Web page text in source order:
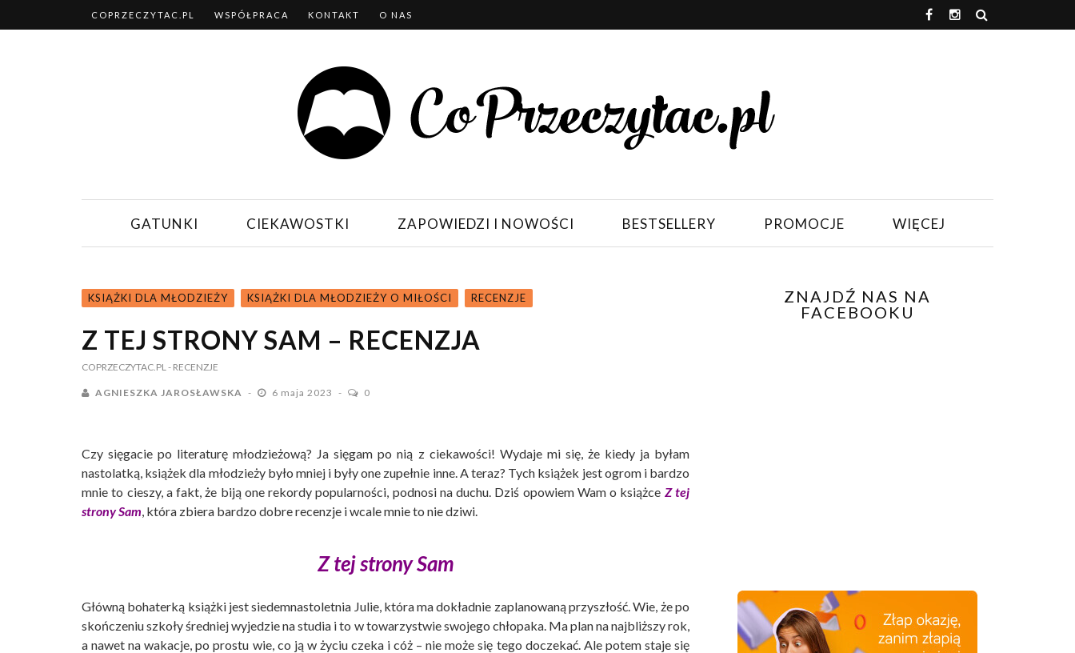
COPRZECZYTAC.PL WSPÓŁPRACA KONTAKT O NAS
GATUNKI CIEKAWOSTKI ZAPOWIEDZI I NOWOŚCI BESTSELLERY PROMOCJE WIĘCEJ
KSIĄŻKI DLA MŁODZIEŻY KSIĄŻKI DLA MŁODZIEŻY O MIŁOŚCI RECENZJE
Z TEJ STRONY SAM – RECENZJA
COPRZECZYTAC.PL- RECENZJE
AGNIESZKA JAROSŁAWSKA 6 maja 2023 0
Czy sięgacie po literaturę młodzieżową? Ja sięgam po nią z ciekawości! Wydaje mi się, że kiedy ja byłam
nastolatką, książek dla młodzieży było mniej i były one zupełnie inne. A teraz? Tych książek jest ogrom i bardzo
mnie to cieszy, a fakt, że biją one rekordy popularności, podnosi na duchu. Dziś opowiem Wam o książce Z tej
strony Sam, która zbiera bardzo dobre recenzje i wcale mnie to nie dziwi.
Z tej strony Sam
Główną bohaterką książki jest siedemnastoletnia Julie, która ma dokładnie zaplanowaną przyszłość. Wie, że po
skończeniu szkoły średniej wyjedzie na studia i to w towarzystwie swojego chłopaka. Ma plan na najbliższy rok,
a nawet na wakacje, po prostu wie, co ją w życiu czeka i cóż – nie może się tego doczekać. Ale potem staje się
ZNAJDŹ NAS NA
FACEBOOKU